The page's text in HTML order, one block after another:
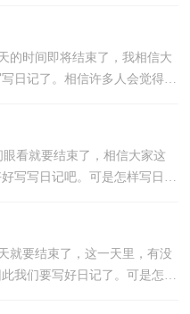
的时间即将结束了，我相信大
日记了。相信许多人会觉得日
看就要结束了，相信大家这
写写日记吧。可是怎样写日记
就要结束了，这一天里，有没
我们要写好日记了。可是怎样